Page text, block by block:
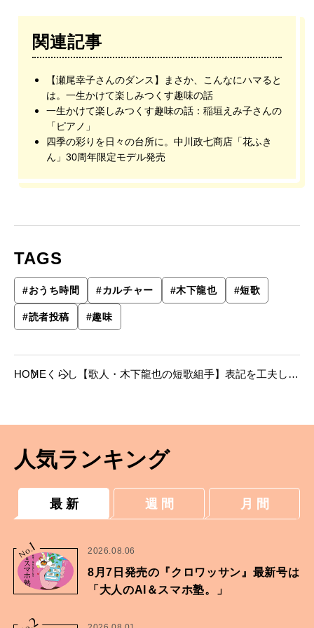
関連記事
【瀬尾幸子さんのダンス】まさか、こんなにハマると
は。一生かけて楽しみつくす趣味の話
一生かけて楽しみつくす趣味の話：稲垣えみ子さんの
「ピアノ」
四季の彩りを日々の台所に。中川政七商店「花ふき
ん」30周年限定モデル発売
TAGS
#おうち時間 #カルチャー #木下龍也 #短歌
#読者投稿 #趣味
HOME くらし
【歌人・木下龍也の短歌組手】表記を工夫して
人気ランキング
最 新 週 間 月 間
No.
1 2026.08.06
8月7日発売の『クロワッサン』最新号は
「大人のAI＆スマホ塾。」
2